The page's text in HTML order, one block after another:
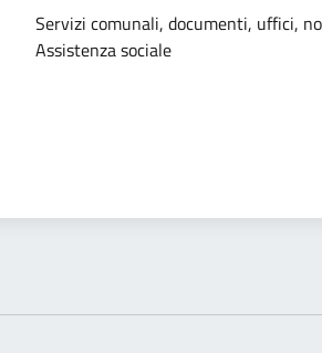
Dettagli
Servizi comunali, documenti, uffici,
Assistenza sociale